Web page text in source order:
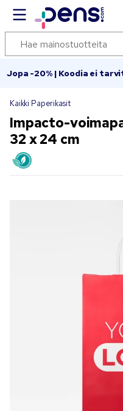
Jopa -20% | Koodia ei
Kaikki Paperikasit
Impacto-
32 x 24 cm